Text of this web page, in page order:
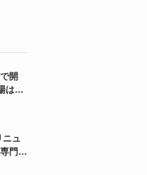
開
は五
ュ
門店